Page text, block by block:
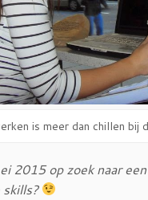
is meer dan chillen bij
2015 op zoek naar
skills?